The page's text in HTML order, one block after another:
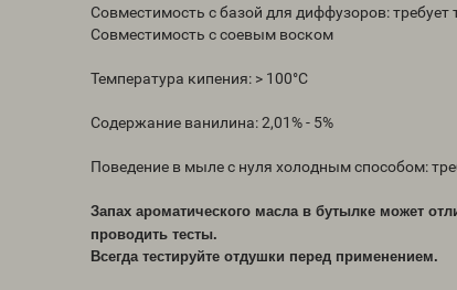
Совместимость с базой для диффузоров: требует
Совместимость с соевым воском
Температура кипения: > 100°C
Содержание ванилина: 2,01% - 5%
Поведение в мыле с нуля холодным способом:
Запах ароматического масла в бутылке может
проводить тесты.
Всегда тестируйте отдушки перед применением.